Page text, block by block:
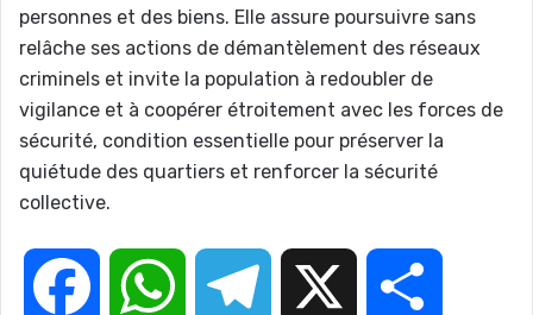
personnes et des biens. Elle assure poursuivre sans
relâche ses actions de démantèlement des réseaux
criminels et invite la population à redoubler de
vigilance et à coopérer étroitement avec les forces de
sécurité, condition essentielle pour préserver la
quiétude des quartiers et renforcer la sécurité
collective.